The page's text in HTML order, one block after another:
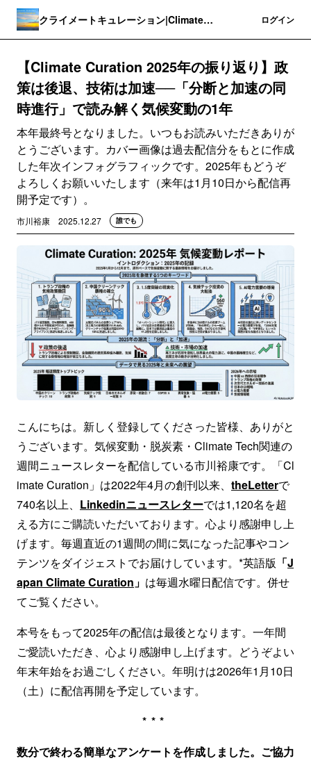
クライメートキュレーション|Climate
ログイン
【Climate Curation 2025年の振り返り】政
策は後退、技術は加速──「分断と加速の同
時進行」で読み解く気候変動の1年
本年最終号となりました。いつもお読みいただきありが
とうございます。カバー画像は過去配信分をもとに作成
した年次インフォグラフィックです。2025年もどうぞ
よろしくお願いいたします（来年は1月10日から配信再
開予定です）。
市川裕康 2025.12.27 誰でも
こんにちは。新しく登録してくださった皆様、ありがと
うございます。気候変動・脱炭素・Climate Tech関連の
週間ニュースレターを配信している市川裕康です。「Cl
imate Curation」は2022年4月の創刊以来、 theLetterで
740名以上、 Linkedinニュースレターでは1,120名を超
える方にご購読いただいております。心より感謝申し上
げます。毎週直近の1週間の間に気になった記事やコン
テンツをダイジェストでお届けしています。*英語版 「J
apan Climate Curation 」 は毎週水曜日配信です。併せ
てご覧ください。
本号をもって2025年の配信は最後となります。一年間
ご愛読いただき、心より感謝申し上げます。どうぞよい
年末年始をお過ごしください。年明けは2026年1月10日
（土）に配信再開を予定しています。
***
数分で終わる簡単なアンケートを作成しました。ご協力